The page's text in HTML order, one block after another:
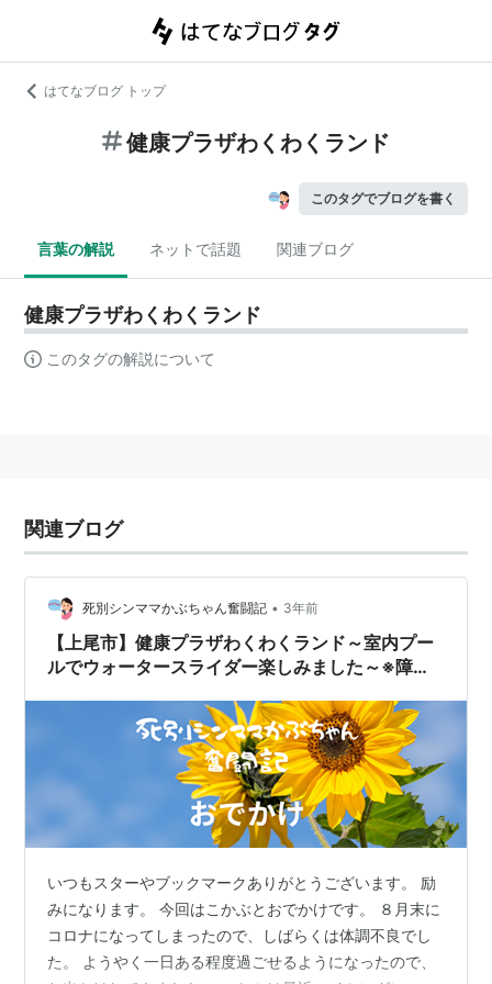
はてなブログ トップ
健康プラザわくわくランド
このタグでブログを書く
言葉の解説 ネットで話題 関連ブログ
健康プラザわくわくランド
このタグの解説について
関連ブログ
死別シンママかぶちゃん奮闘記 • 3年前
【上尾市】健康プラザわくわくランド～室内プー
ルでウォータースライダー楽しみました～※障害
いつもスターやブックマークありがとうございます。 励
みになります。 今回はこかぶとおでかけです。 ８月末に
コロナになってしまったので、しばらくは体調不良でし
た。 ようやく一日ある程度過ごせるようになったので、